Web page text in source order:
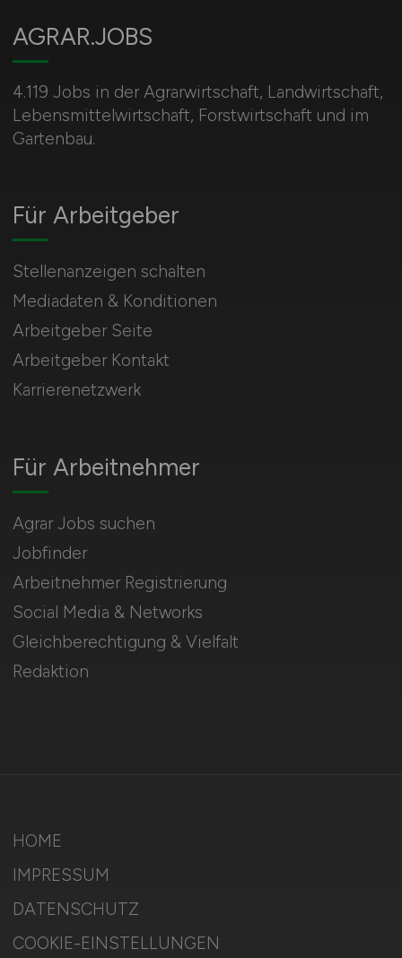
AGRAR.JOBS
4.119 Jobs in der Agrarwirtschaft, Landwirtschaft,
Lebensmittelwirtschaft, Forstwirtschaft und im
Gartenbau.
Für Arbeitnehmer
Agrar Jobs suchen
Jobfinder
Arbeitnehmer Registrierung
Social Media & Networks
Gleichberechtigung & Vielfalt
Redaktion
Für Arbeitgeber
Stellenanzeigen schalten
Mediadaten & Konditionen
Arbeitgeber Seite
Arbeitgeber Kontakt
Karrierenetzwerk
HOME
IMPRESSUM
DATENSCHUTZ
COOKIE-EINSTELLUNGEN